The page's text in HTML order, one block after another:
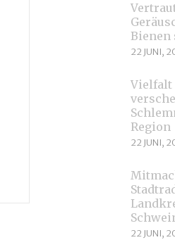
Bienen
22 JUNI,
Vielfalt
Region
22 JUNI,
22 JUNI,